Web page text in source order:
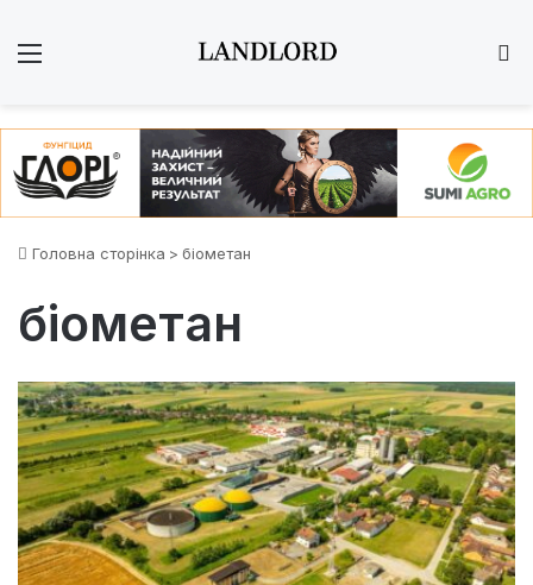
Головна сторінка > біометан
біометан